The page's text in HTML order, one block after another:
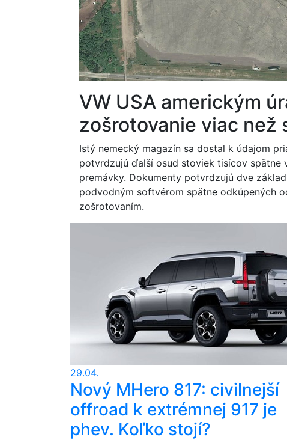
VW USA americkým
zošrotovanie viac
Istý nemecký magazín sa dostal k údajom
potvrdzujú ďalší osud stoviek tisícov spätne
premávky. Dokumenty potvrdzujú dve
podvodným softvérom spätne odkúpených
zošrotovaním.
29.04.
Nový MHero 817: civilnejší
offroad k extrémnej 917 je
phev. Koľko stojí?